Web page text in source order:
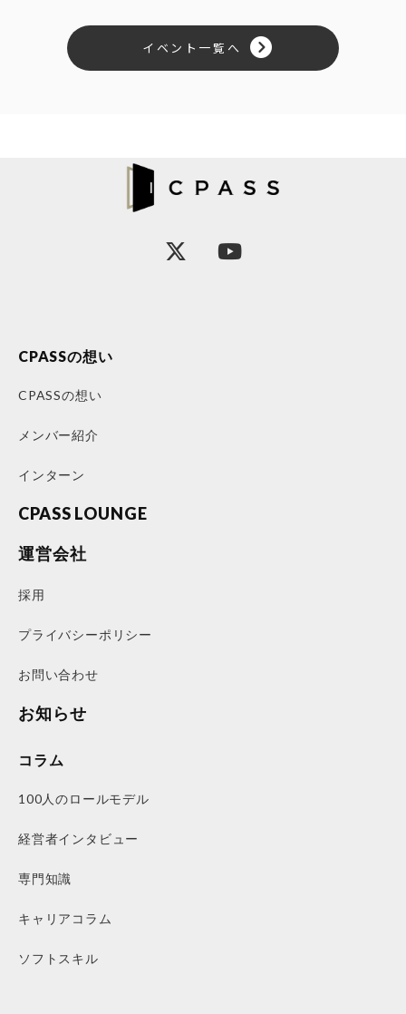
イベント一覧へ
CPASSの想い
CPASSの想い
メンバー紹介
インターン
CPASS LOUNGE
運営会社
採用
プライバシーポリシー
お問い合わせ
お知らせ
コラム
100人のロールモデル
経営者インタビュー
専門知識
キャリアコラム
ソフトスキル